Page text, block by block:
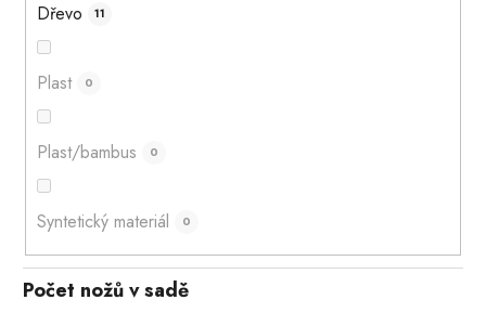
Dřevo 11
Plast 0
Plast/bambus 0
Syntetický materiál 0
Počet nožů v sadě